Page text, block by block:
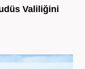
Valiliğini